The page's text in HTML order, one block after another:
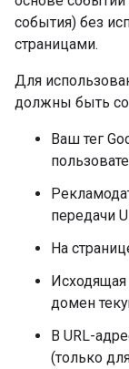
события) без
страницами.
Для
должны быть
Ваш тег
передачи
На
домен
В URL-
(только